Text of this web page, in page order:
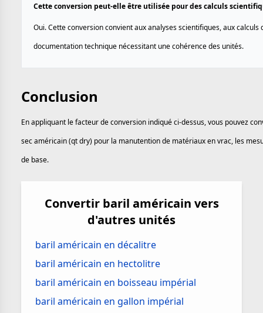
Cette conversion peut-elle être utilisée pour des calculs
Oui. Cette conversion convient aux analyses scientifiques, aux calculs
documentation technique nécessitant une cohérence des unités.
Conclusion
En appliquant le facteur de conversion indiqué ci-dessus, vous pouvez
sec américain (qt dry) pour la manutention de matériaux en vrac, les
de base.
Convertir baril américain vers
d'autres unités
baril américain en décalitre
baril américain en hectolitre
baril américain en boisseau impérial
baril américain en gallon impérial